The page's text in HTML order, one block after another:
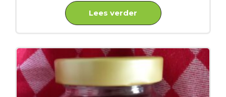
Lees verder